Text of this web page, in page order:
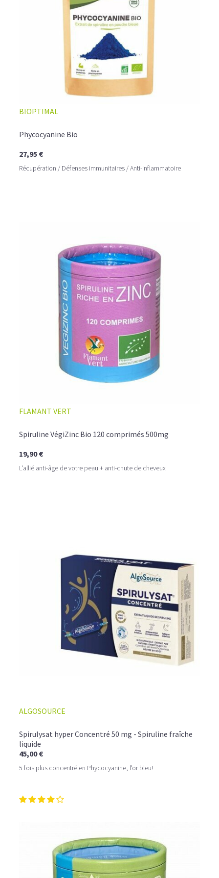
BIOPTIMAL
Phycocyanine Bio
27,95 €
Récupération / Défenses immunitaires / Anti-inflammatoire
FLAMANT VERT
Spiruline VégiZinc Bio 120 comprimés 500mg
19,90 €
L'allié anti-âge de votre peau + anti-chute de cheveux
ALGOSOURCE
Spirulysat hyper Concentré 50 mg - Spiruline fraîche
liquide
45,00 €
5 fois plus concentré en Phycocyanine, l'or bleu!